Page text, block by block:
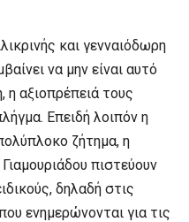
και γενναιόδωρη
να μην είναι αυτό
η αξιοπρέπειά τους
Επειδή λοιπόν η
ζήτημα, η
πιστεύουν
δηλαδή στις
ενημερώνονται για τις